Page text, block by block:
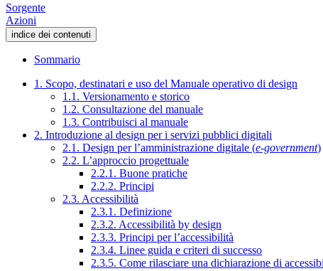
Sorgente
Azioni
indice dei contenuti
Sommario
1. Scopo, destinatari e uso del Manuale operativo di design
1.1. Versionamento e storico
1.2. Consultazione del manuale
1.3. Contribuisci al manuale
2. Introduzione al design per i servizi pubblici digitali
2.1. Design per l’amministrazione digitale (e-government)
2.2. L’approccio progettuale
2.2.1. Buone pratiche
2.2.2. Principi
2.3. Accessibilità
2.3.1. Definizione
2.3.2. Accessibilità by design
2.3.3. Principi per l’accessibilità
2.3.4. Linee guida e criteri di successo
2.3.5. Come rilasciare una dichiarazione di